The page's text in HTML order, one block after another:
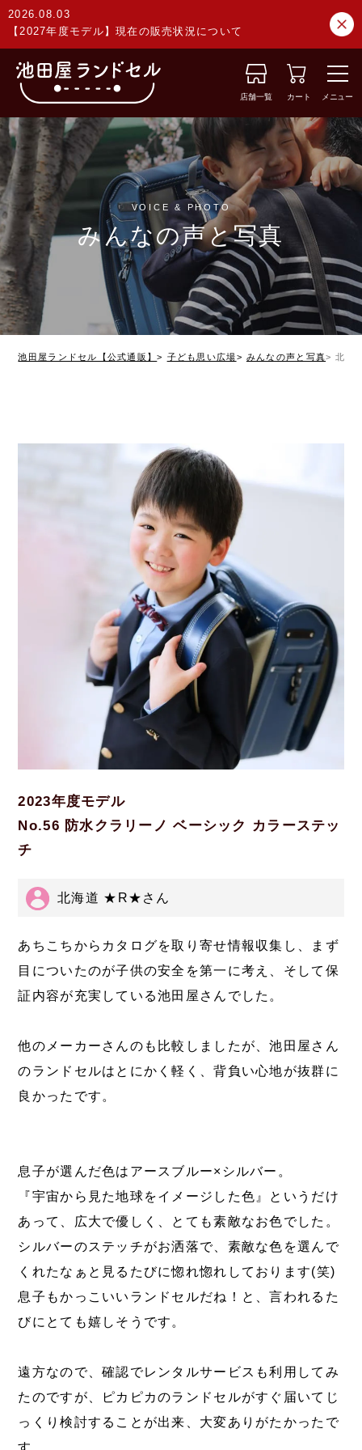
2026.08.03
【2027年度モデル】現在の販売状況について
店舗一覧 カート メニュー
VOICE & PHOTO
みんなの声と写真
池田屋ランドセル【公式通販】 子ども思い広場 みんなの声と写真 北海
2023年度モデル
No.56 防水クラリーノ ベーシック カラーステッ
チ
北海道 ★R★さん
あちこちからカタログを取り寄せ情報収集し、まず
目についたのが子供の安全を第一に考え、そして保
証内容が充実している池田屋さんでした。
他のメーカーさんのも比較しましたが、池田屋さん
のランドセルはとにかく軽く、背負い心地が抜群に
良かったです。
息子が選んだ色はアースブルー×シルバー。
『宇宙から見た地球をイメージした色』というだけ
あって、広大で優しく、とても素敵なお色でした。
シルバーのステッチがお洒落で、素敵な色を選んで
くれたなぁと見るたびに惚れ惚れしております(笑)
息子もかっこいいランドセルだね！と、言われるた
びにとても嬉しそうです。
遠方なので、確認でレンタルサービスも利用してみ
たのですが、ピカピカのランドセルがすぐ届いてじ
っくり検討することが出来、大変ありがたかったで